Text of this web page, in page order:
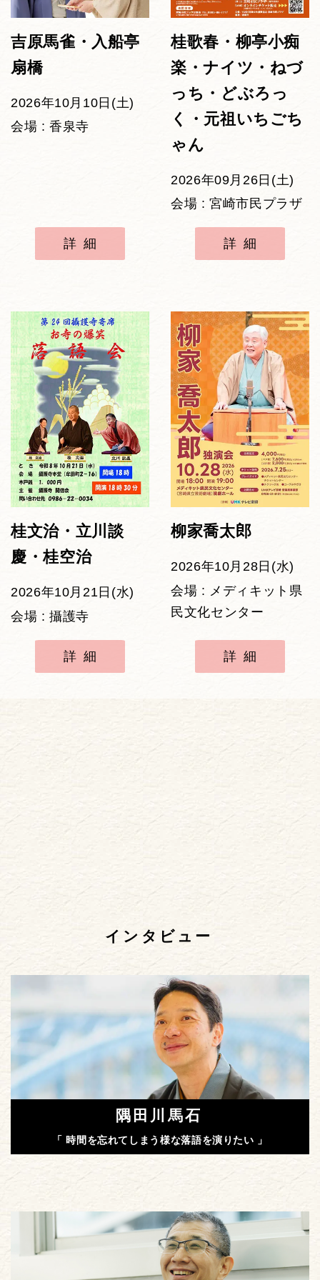
吉原馬雀・入船亭
扇橋
2026年10月10日(土)
会場 : 香泉寺
詳細
桂歌春・柳亭小痴
楽・ナイツ・ねづ
っち・どぶろっ
く・元祖いちごち
ゃん
2026年09月26日(土)
会場 : 宮崎市民プラザ
詳細
桂文治・立川談
慶・桂空治
2026年10月21日(水)
会場 : 攝護寺
詳細
柳家喬太郎
2026年10月28日(水)
会場 : メディキット県
民文化センター
詳細
インタビュー
隅田川馬石
「 時間を忘れてしまう様な落語を演りたい 」